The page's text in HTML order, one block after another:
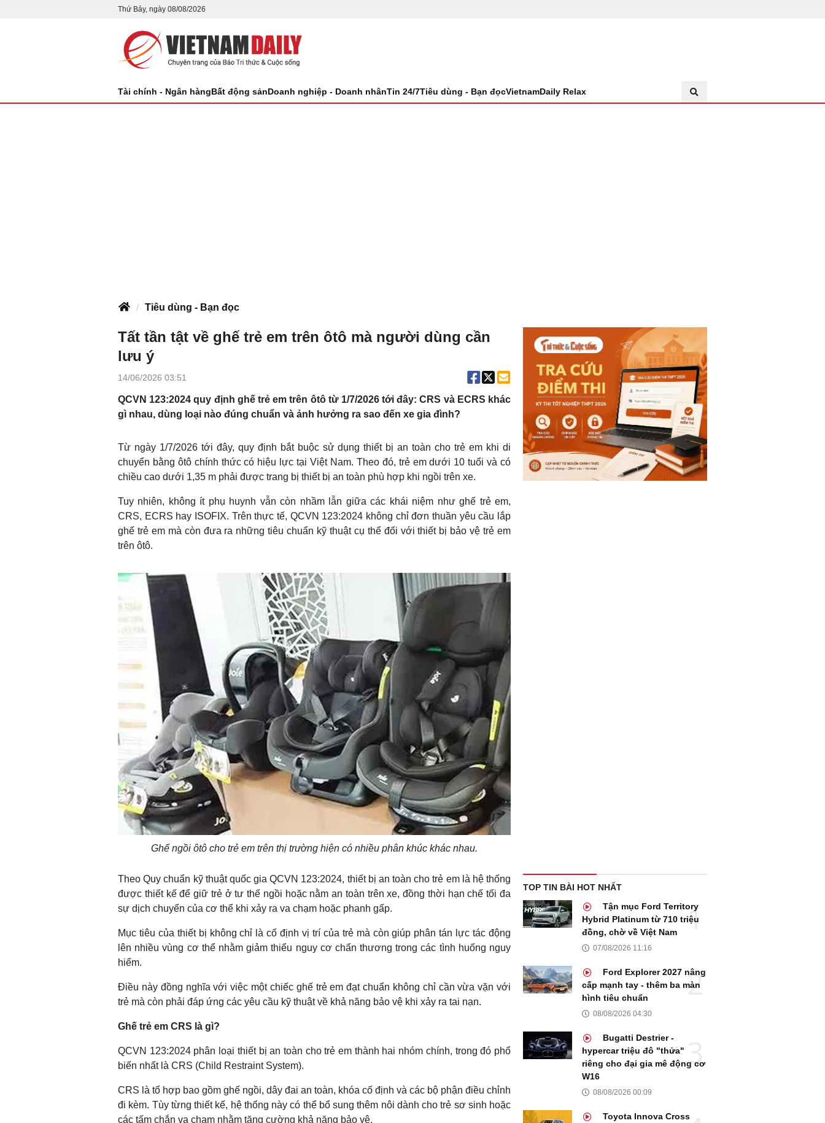
Thứ Bảy, ngày 08/08/2026
Tài chính - Ngân hàngBất động sảnDoanh nghiệp - Doanh nhânTin 24/7Tiêu dùng - Bạn đọcVietnamDaily Relax
Tiêu dùng - Bạn đọc
Tất tần tật về ghế trẻ em trên ôtô mà người dùng cần
lưu ý
14/06/2026 03:51
QCVN 123:2024 quy định ghế trẻ em trên ôtô từ 1/7/2026 tới đây: CRS và ECRS khác
gì nhau, dùng loại nào đúng chuẩn và ảnh hưởng ra sao đến xe gia đình?
Từ ngày 1/7/2026 tới đây, quy định bắt buộc sử dụng thiết bị an toàn cho trẻ em khi di
chuyển bằng ôtô chính thức có hiệu lực tại Việt Nam. Theo đó, trẻ em dưới 10 tuổi và có
chiều cao dưới 1,35 m phải được trang bị thiết bị an toàn phù hợp khi ngồi trên xe.
Tuy nhiên, không ít phụ huynh vẫn còn nhầm lẫn giữa các khái niệm như ghế trẻ em,
CRS, ECRS hay ISOFIX. Trên thực tế, QCVN 123:2024 không chỉ đơn thuần yêu cầu lắp
ghế trẻ em mà còn đưa ra những tiêu chuẩn kỹ thuật cụ thể đối với thiết bị bảo vệ trẻ em
trên ôtô.
Ghế ngồi ôtô cho trẻ em trên thị trường hiện có nhiều phân khúc khác nhau.
Theo Quy chuẩn kỹ thuật quốc gia QCVN 123:2024, thiết bị an toàn cho trẻ em là hệ thống
được thiết kế để giữ trẻ ở tư thế ngồi hoặc nằm an toàn trên xe, đồng thời hạn chế tối đa
sự dịch chuyển của cơ thể khi xảy ra va chạm hoặc phanh gấp.
Mục tiêu của thiết bị không chỉ là cố định vị trí của trẻ mà còn giúp phân tán lực tác động
lên nhiều vùng cơ thể nhằm giảm thiểu nguy cơ chấn thương trong các tình huống nguy
hiểm.
Điều này đồng nghĩa với việc một chiếc ghế trẻ em đạt chuẩn không chỉ cần vừa vặn với
trẻ mà còn phải đáp ứng các yêu cầu kỹ thuật về khả năng bảo vệ khi xảy ra tai nạn.
Ghế trẻ em CRS là gì?
QCVN 123:2024 phân loại thiết bị an toàn cho trẻ em thành hai nhóm chính, trong đó phổ
biến nhất là CRS (Child Restraint System).
CRS là tổ hợp bao gồm ghế ngồi, dây đai an toàn, khóa cố định và các bộ phận điều chỉnh
đi kèm. Tùy từng thiết kế, hệ thống này có thể bổ sung thêm nôi dành cho trẻ sơ sinh hoặc
các tấm chắn va chạm nhằm tăng cường khả năng bảo vệ.
TOP TIN BÀI HOT NHẤT
Tận mục Ford Territory
Hybrid Platinum từ 710 triệu
đồng, chờ về Việt Nam
07/08/2026 11:16
Ford Explorer 2027 nâng
cấp mạnh tay - thêm ba màn
hình tiêu chuẩn
08/08/2026 04:30
Bugatti Destrier -
hypercar triệu đô "thửa"
riêng cho đại gia mê động cơ
W16
08/08/2026 00:09
Toyota Innova Cross